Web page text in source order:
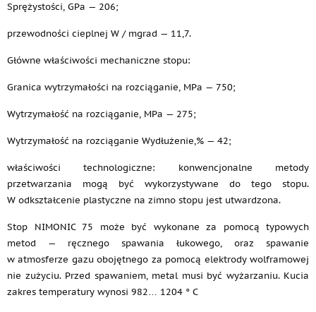
Sprężystości, GPa — 206;
przewodności cieplnej W / mgrad — 11,7.
Główne właściwości mechaniczne stopu:
Granica wytrzymałości na rozciąganie, MPa — 750;
Wytrzymałość na rozciąganie, MPa — 275;
Wytrzymałość na rozciąganie Wydłużenie,% — 42;
właściwości technologiczne: konwencjonalne metody
przetwarzania mogą być wykorzystywane do tego stopu.
W odkształcenie plastyczne na zimno stopu jest utwardzona.
Stop NIMONIC 75 może być wykonane za pomocą typowych
metod — ręcznego spawania łukowego, oraz spawanie
w atmosferze gazu obojętnego za pomocą elektrody wolframowej
nie zużyciu. Przed spawaniem, metal musi być wyżarzaniu. Kucia
zakres temperatury wynosi 982… 1204 ° C